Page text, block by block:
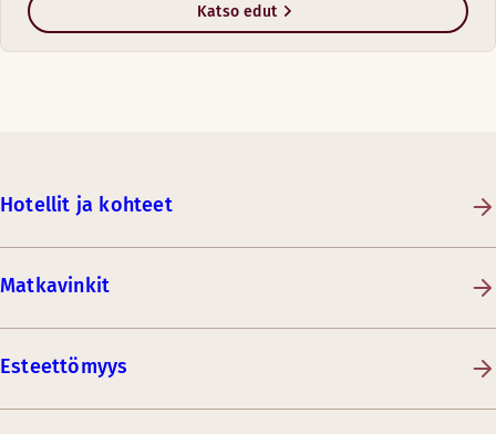
Katso edut
Hotellit ja kohteet
Matkavinkit
Esteettömyys